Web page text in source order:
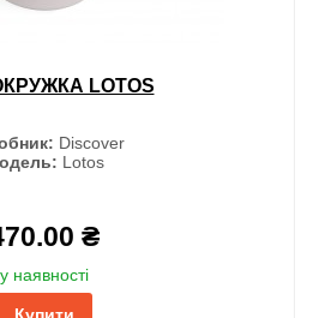
LOTOS
Discover
Lotos
₴
у наявності
Купити